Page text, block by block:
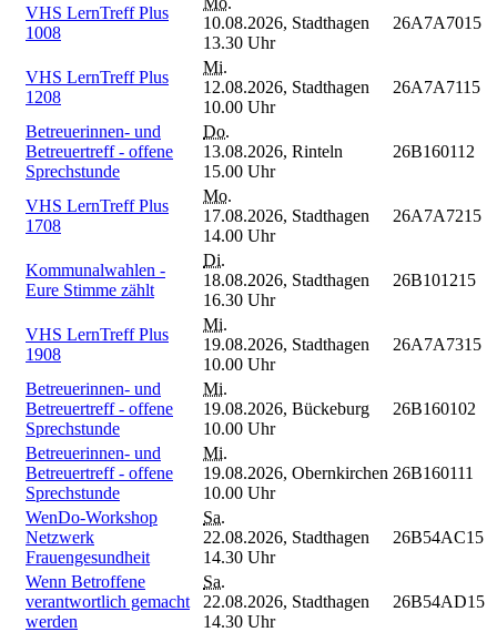
VHS LernTreff Plus
1008
10.08.2026,
13.30 Uhr
Stadthagen 26A7A7015
VHS LernTreff Plus
1208
Mi.
12.08.2026,
10.00 Uhr
Stadthagen 26A7A7115
Betreuerinnen- und
Betreuertreff - offene
Sprechstunde
Do.
13.08.2026,
15.00 Uhr
Rinteln 26B160112
VHS LernTreff Plus
1708
Mo.
17.08.2026,
14.00 Uhr
Stadthagen 26A7A7215
Kommunalwahlen -
Eure Stimme zählt
Di.
18.08.2026,
16.30 Uhr
Stadthagen 26B101215
VHS LernTreff Plus
1908
Mi.
19.08.2026,
10.00 Uhr
Stadthagen 26A7A7315
Betreuerinnen- und
Betreuertreff - offene
Sprechstunde
Mi.
19.08.2026,
10.00 Uhr
Bückeburg 26B160102
Betreuerinnen- und
Betreuertreff - offene
Sprechstunde
Mi.
19.08.2026,
10.00 Uhr
Obernkirchen 26B160111
WenDo-Workshop
Netzwerk
Frauengesundheit
Sa.
22.08.2026,
14.30 Uhr
Stadthagen 26B54AC15
Wenn Betroffene
verantwortlich gemacht
werden
Sa.
22.08.2026,
14.30 Uhr
Stadthagen 26B54AD15